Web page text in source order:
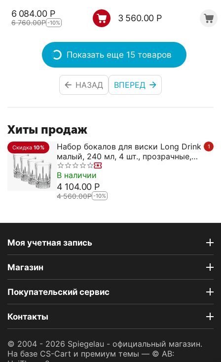
6 084.00 Р
6 760.00Р -10%
серия Winelovers,
Spiegelau
3 560.00 Р
Показать еще 15 товаров
НАЗАД ВПЕРЕД
Хиты продаж
Скидка 10% 1
Набор бокалов для виски Long Drink
малый, 240 мл, 4 шт., прозрачные,
бессвинцовый хрусталь, серия
Perfect, Spiegelau
В наличии
4 104.00 Р
4 560.00Р -10%
Моя учетная запись
Магазин
Покупательский сервис
Контакты
© 2004 - 2026 Spiegelau - официальный магазин.
На базе CS-Cart и премиум темы — © AB: